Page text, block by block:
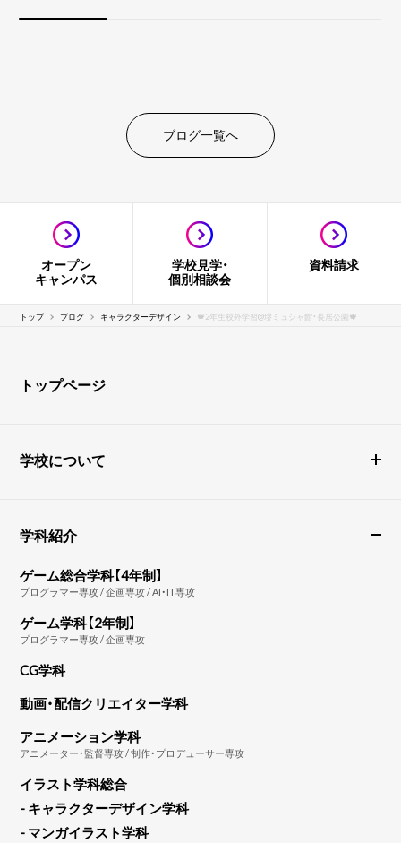
ブログ一覧へ
オープン
キャンパス
学校見学・
個別相談会
資料請求
トップ ブログ キャラクターデザイン 🍁2年生校外学習@堺ミュシャ館・長居公園🍁
トップページ
学校について
学科紹介
ゲーム総合学科【4年制】
プログラマー専攻 / 企画専攻 / AI・IT専攻
ゲーム学科【2年制】
プログラマー専攻 / 企画専攻
CG学科
動画・配信クリエイター学科
アニメーション学科
アニメーター・監督専攻 / 制作・プロデューサー専攻
イラスト学科総合
- キャラクターデザイン学科
- マンガイラスト学科